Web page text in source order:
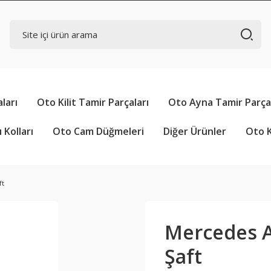
Oto Kilit Tamir Parçaları Oto Ayna Tamir
Kolları Oto Cam Düğmeleri Diğer Ürünler Oto
Mercedes
Şaft